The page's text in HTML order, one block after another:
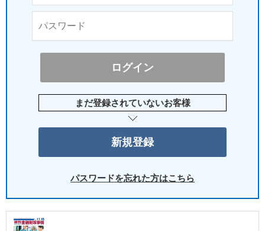
まだ登録されていないお客様
パスワードを忘れた方はこちら